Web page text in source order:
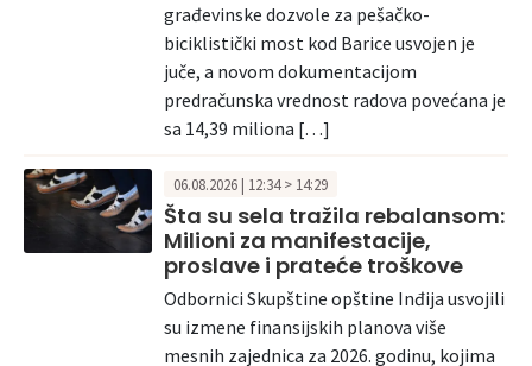
građevinske dozvole za pešačko-
biciklistički most kod Barice usvojen je
juče, a novom dokumentacijom
predračunska vrednost radova povećana je
sa 14,39 miliona […]
06.08.2026 | 12:34 > 14:29
Šta su sela tražila rebalansom:
Milioni za manifestacije,
proslave i prateće troškove
Odbornici Skupštine opštine Inđija usvojili
su izmene finansijskih planova više
mesnih zajednica za 2026. godinu, kojima